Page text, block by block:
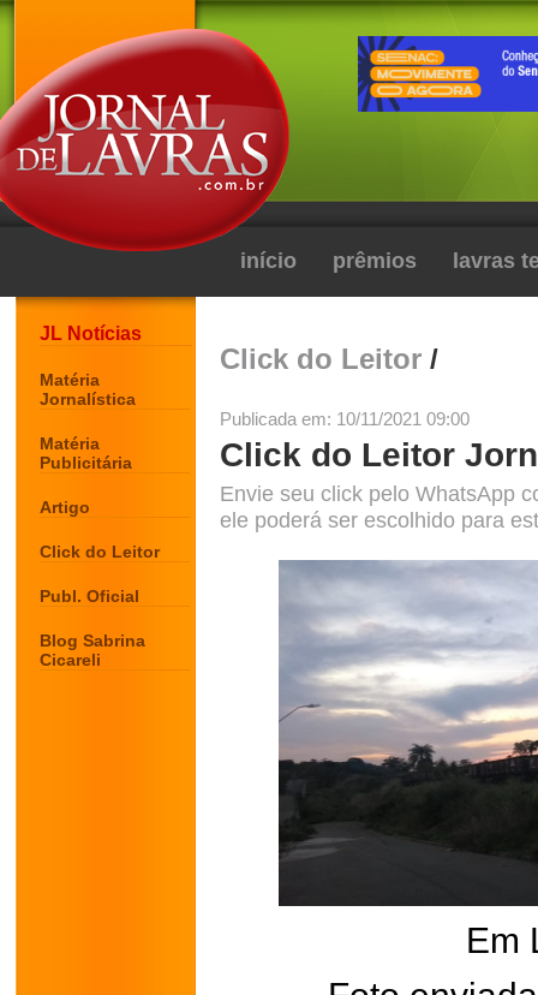
início prêmios lavras
JL Notícias
Matéria
Jornalística
Matéria
Publicitária
Artigo
Click do Leitor
Publ. Oficial
Blog Sabrina
Cicareli
Click do Leitor /
Publicada em: 10/11/2021 09:00
Click do Leitor
Envie seu click pelo WhatsApp
ele poderá ser escolhido para
Em